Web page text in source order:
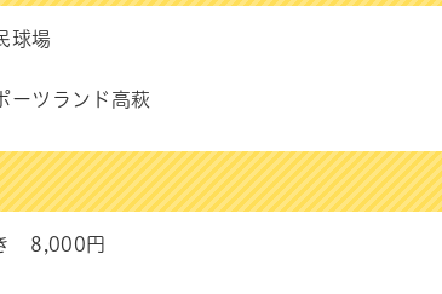
場
ツランド高萩
8,000円